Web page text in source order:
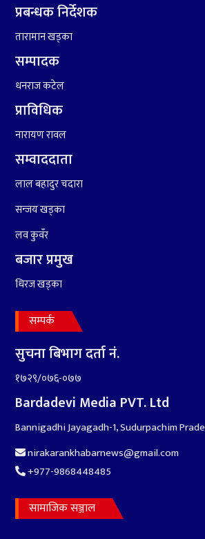
प्रबन्धक निर्देशक
तारामान खड्का
सम्पादक
धनराज कटेल
प्राविधिक
नारायण रावल
सम्वाददाता
लाल बहादुर चदारा
सन्जय खड्का
लव कुवँर
बजार प्रमुख
धिरज खड्का
सम्पर्क
सुचना बिभाग दर्ता नं.
१७२९/०७६-०७७
Bardadevi Media PVT. Ltd
Bannigadhi Jayagadh-1, Sudurpachim
nirakarankhabarnews@gmail.com
+977-9868448485
सामाजिक सञ्जाल